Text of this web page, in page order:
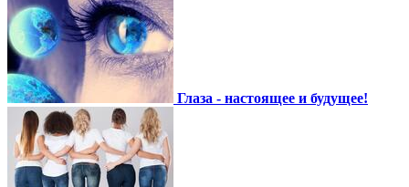
Глаза - настоящее и будущее!